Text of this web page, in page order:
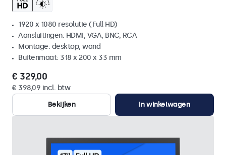
1920 x 1080 resolutie (Full HD)
Aansluitingen: HDMI, VGA, BNC, RCA
Montage: desktop, wand
Buitenmaat: 318 x 200 x 33 mm
€ 329,00
€ 398,09 incl. btw
Bekijken
In winkelwagen